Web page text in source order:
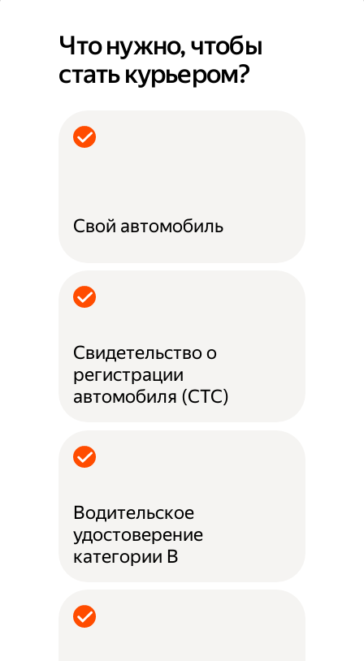
Что нужно, чтобы
стать курьером?
Свой автомобиль
Свидетельство о
регистрации
автомобиля (СТС)
Водительское
удостоверение
категории B